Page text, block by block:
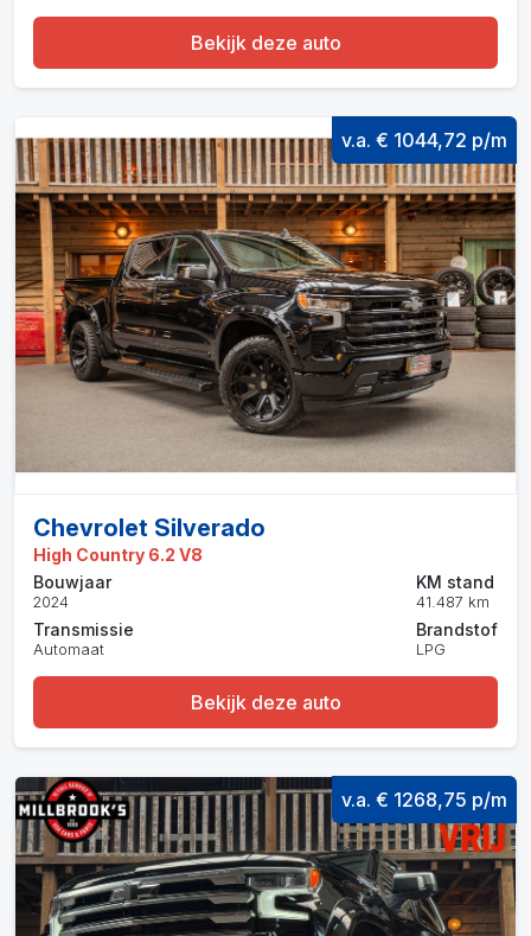
Bekijk deze auto
v.a. € 1044,72 p/m
Chevrolet Silverado
High Country 6.2 V8
Bouwjaar
2024
Transmissie
Automaat
KM stand
41.487 km
Brandstof
LPG
Bekijk deze auto
v.a. € 1268,75 p/m